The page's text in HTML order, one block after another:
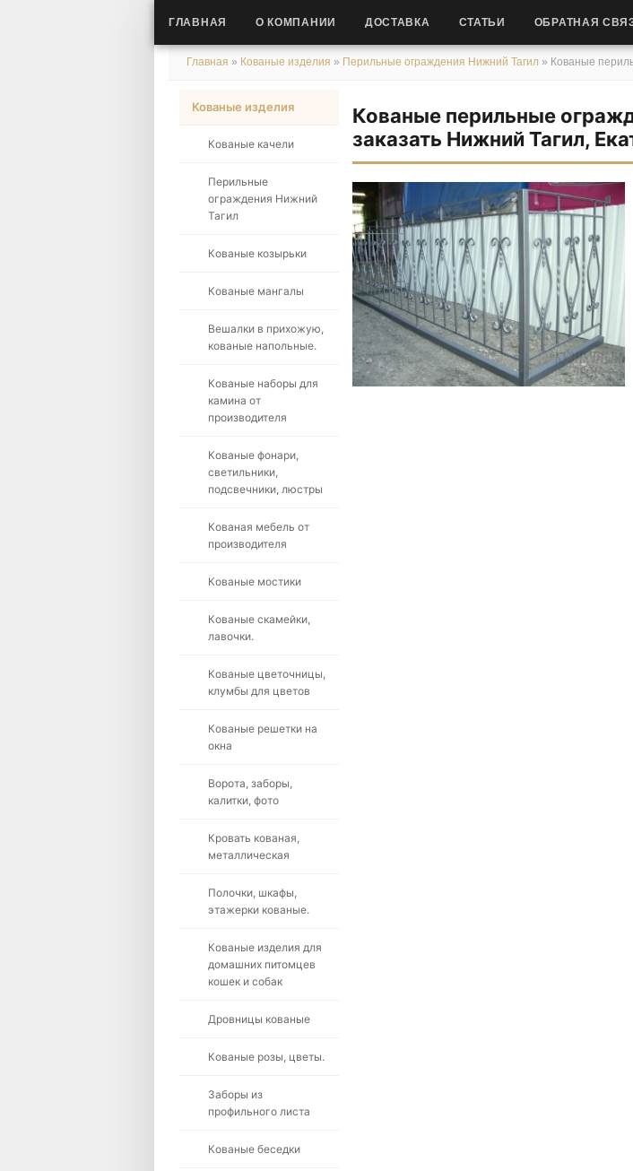
ГЛАВНАЯ О КОМПАНИИ ДОСТАВКА СТАТЬИ ОБРАТНАЯ
Главная » Кованые изделия » Перильные ограждения Нижний Тагил » Кованые
Кованые изделия
Кованые качели
Перильные
ограждения Нижний
Тагил
Кованые козырьки
Кованые мангалы
Вешалки в прихожую,
кованые напольные.
Кованые наборы для
камина от
производителя
Кованые фонари,
светильники,
подсвечники, люстры
Кованая мебель от
производителя
Кованые мостики
Кованые скамейки,
лавочки.
Кованые цветочницы,
клумбы для цветов
Кованые решетки на
окна
Ворота, заборы,
калитки, фото
Кровать кованая,
металлическая
Полочки, шкафы,
этажерки кованые.
Кованые изделия для
домашних питомцев
кошек и собак
Дровницы кованые
Кованые розы, цветы.
Заборы из
профильного листа
Кованые беседки
Кованые перильные
заказать Нижний Тагил,